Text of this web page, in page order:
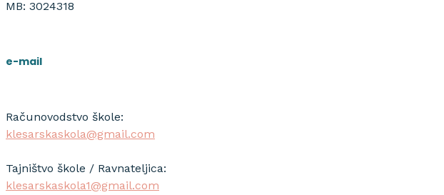
MB: 3024318
e-mail
Računovodstvo škole:
klesarskaskola@gmail.com
Tajništvo škole / Ravnateljica:
klesarskaskola1@gmail.com